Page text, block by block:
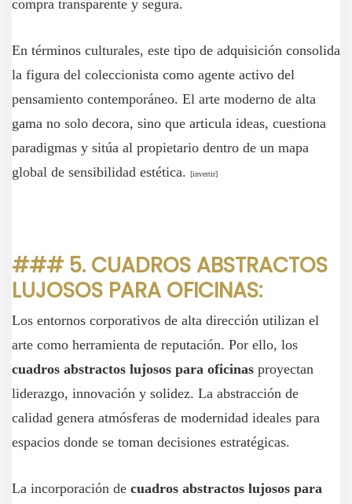
compra transparente y segura.
En términos culturales, este tipo de adquisición consolida
la figura del coleccionista como agente activo del
pensamiento contemporáneo. El arte moderno de alta
gama no solo decora, sino que articula ideas, cuestiona
paradigmas y sitúa al propietario dentro de un mapa
global de sensibilidad estética. [invertir]
### 5. CUADROS ABSTRACTOS
LUJOSOS PARA OFICINAS:
Los entornos corporativos de alta dirección utilizan el
arte como herramienta de reputación. Por ello, los
cuadros abstractos lujosos para oficinas proyectan
liderazgo, innovación y solidez. La abstracción de
calidad genera atmósferas de modernidad ideales para
espacios donde se toman decisiones estratégicas.
La incorporación de cuadros abstractos lujosos para